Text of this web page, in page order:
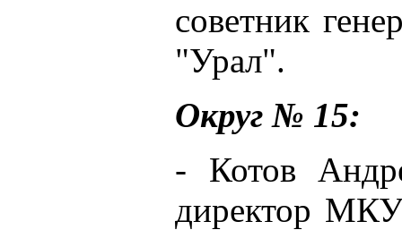
советник
"Урал".
Округ № 15:
- Котов
директор